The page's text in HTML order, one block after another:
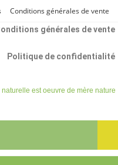
Conditions générales de vente
générales de vente
Politique de confidentialité
naturelle est oeuvre de mère nature